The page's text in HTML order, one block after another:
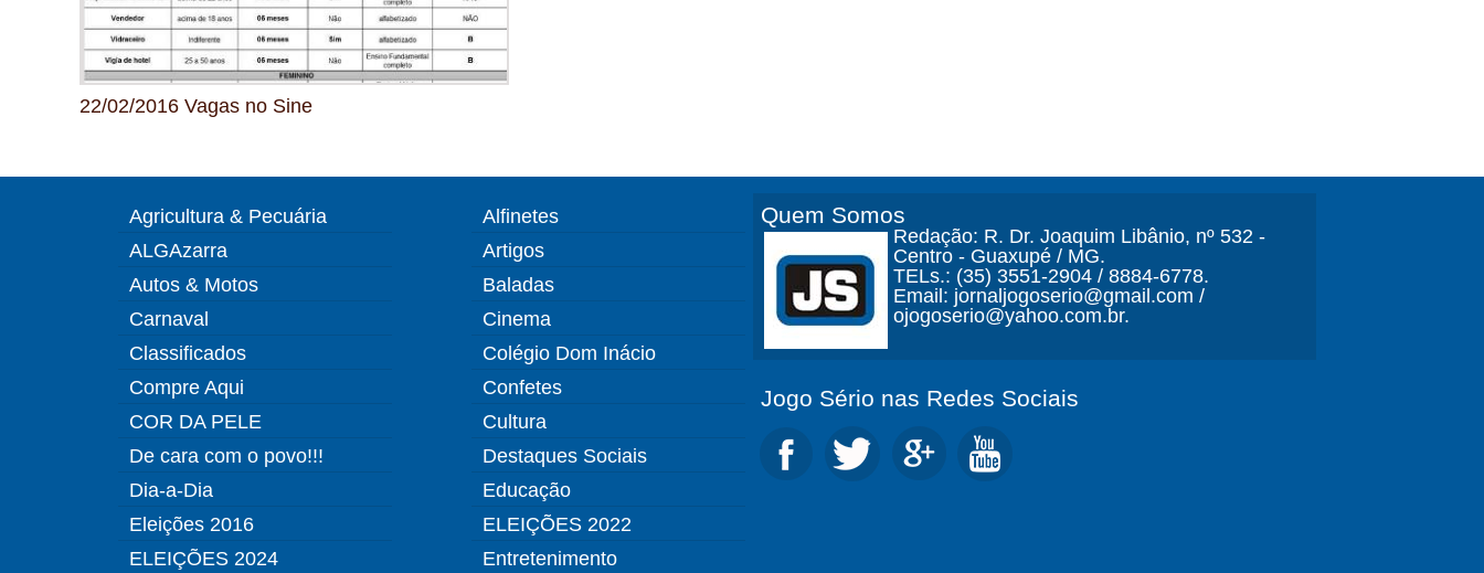
22/02/2016 Vagas no Sine
Agricultura & Pecuária
ALGAzarra
Autos & Motos
Carnaval
Classificados
Compre Aqui
COR DA PELE
De cara com o povo!!!
Dia-a-Dia
Eleições 2016
ELEIÇÕES 2024
Alfinetes
Artigos
Baladas
Cinema
Colégio Dom Inácio
Confetes
Cultura
Destaques Sociais
Educação
ELEIÇÕES 2022
Entretenimento
Quem Somos
Redação: R. Dr. Joaquim Libânio, nº 532 -
Centro - Guaxupé / MG.
TELs.: (35) 3551-2904 / 8884-6778.
Email: jornaljogoserio@gmail.com /
ojogoserio@yahoo.com.br.
Jogo Sério nas Redes Sociais